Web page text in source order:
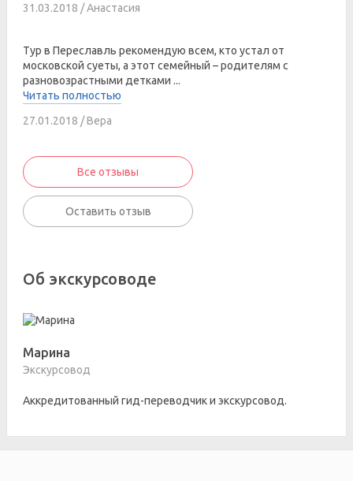
31.03.2018 / Анастасия
Тур в Переславль рекомендую всем, кто устал от
московской суеты, а этот семейный – родителям с
разновозрастными детками ...
Читать полностью
27.01.2018 / Вера
Все отзывы
Оставить отзыв
Об экскурсоводе
Марина
Экскурсовод
Аккредитованный гид-переводчик и экскурсовод.